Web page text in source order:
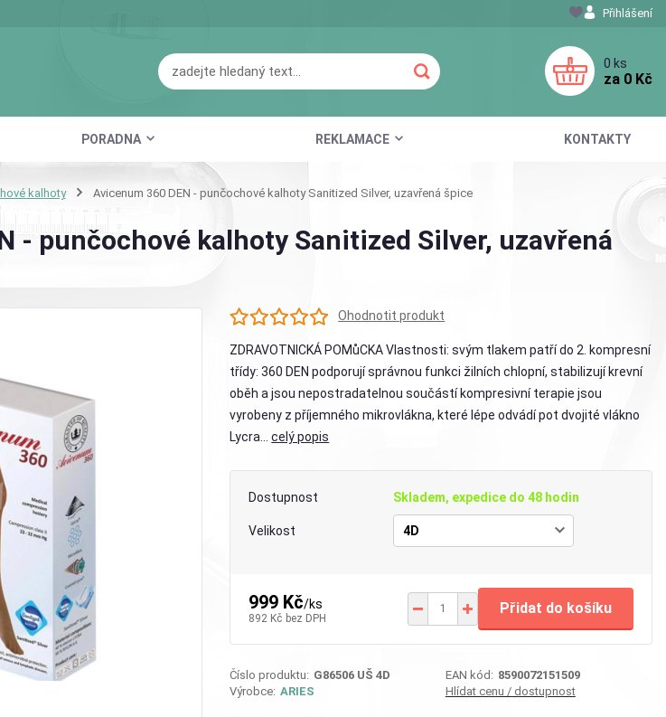
PORADNA REKLAMACE KONTAKTY
Přihlášení
0 ks
za 0 Kč
kalhoty Avicenum 360 DEN - punčochové kalhoty Sanitized Silver, uzavřená špice
- punčochové kalhoty Sanitized Silver, uzavřená
Ohodnotit produkt
ZDRAVOTNICKÁ POMůCKA Vlastnosti: svým tlakem patří do 2. kompresní
třídy: 360 DEN podporují správnou funkci žilních chlopní, stabilizují krevní
oběh a jsou nepostradatelnou součástí kompresivní terapie jsou
vyrobeny z příjemného mikrovlákna, které lépe odvádí pot dvojité vlákno
Lycra...celý popis
Dostupnost Skladem, expedice do 48 hodin
Velikost
999 Kč/ks
892 Kč bez DPH
Přidat do košíku
Číslo produktu: G86506 UŠ 4D EAN kód: 8590072151509
Výrobce: ARIES Hlídat cenu / dostupnost